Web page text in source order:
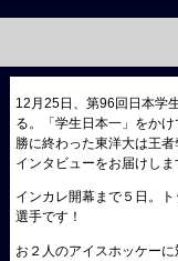
12月25日、第96回日本学
る。「学生日本一」をか
勝に終わった東洋大は王
インタビューをお届けしま
インカレ開幕まで５日。
選手です！
お２人のアイスホッケー